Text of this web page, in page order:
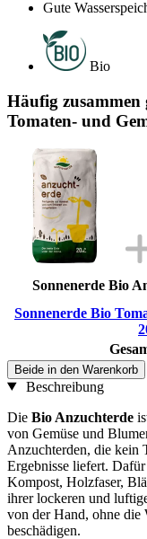
Gute
Bio
Häufig zusammen
Tomaten- und
Sonnenerde Bio
Sonnenerde Bio
Beide in den Warenkorb
Beschreibung
Die Bio Anzuchterde
von Gemüse und
Anzuchterden, die kein
Ergebnisse liefert.
Kompost, Holzfaser,
ihrer lockeren und
von der Hand, ohne die
beschädigen.